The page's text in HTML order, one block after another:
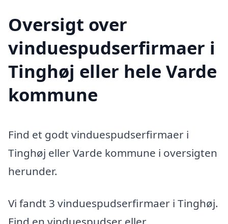
Oversigt over
vinduespudserfirmaer i
Tinghøj eller hele Varde
kommune
Find et godt vinduespudserfirmaer i
Tinghøj eller Varde kommune i oversigten
herunder.
Vi fandt 3 vinduespudserfirmaer i Tinghøj.